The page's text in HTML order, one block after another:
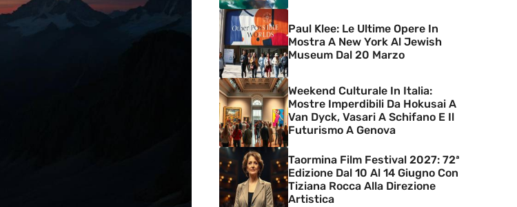
Paul Klee: Le Ultime Opere In
Mostra A New York Al Jewish
Museum Dal 20 Marzo
Weekend Culturale In Italia:
Mostre Imperdibili Da Hokusai A
Van Dyck, Vasari A Schifano E Il
Futurismo A Genova
Taormina Film Festival 2027: 72ª
Edizione Dal 10 Al 14 Giugno Con
Tiziana Rocca Alla Direzione
Artistica